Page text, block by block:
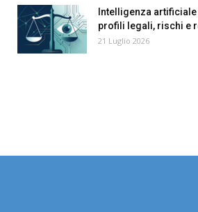
Intelligenza
profili legali, rischi e
21 Luglio 2026